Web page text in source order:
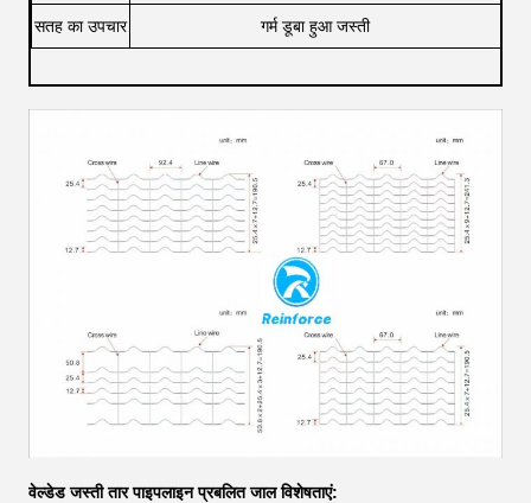
सतह का उपचार गर्म डूबा हुआ जस्ती
वेल्डेड जस्ती तार पाइपलाइन प्रबलित जाल विशेषताएं: